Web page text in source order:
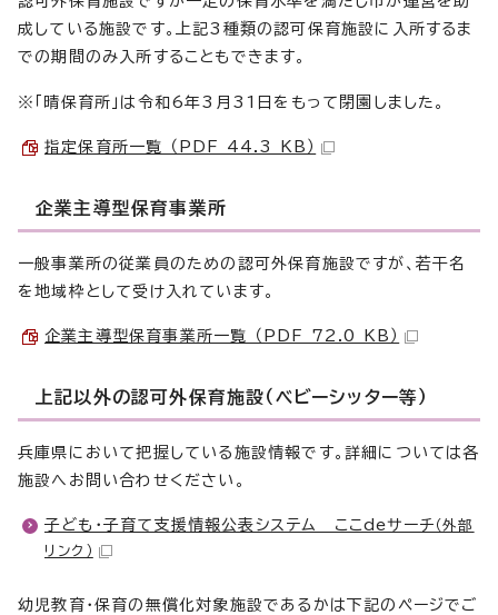
成している施設です。上記3種類の認可保育施設に入所するま
での期間のみ入所することもできます。
※「晴保育所」は令和6年3月31日をもって閉園しました。
指定保育所一覧 （PDF 44.3 KB）
企業主導型保育事業所
一般事業所の従業員のための認可外保育施設ですが、若干名
を地域枠として受け入れています。
企業主導型保育事業所一覧 （PDF 72.0 KB）
上記以外の認可外保育施設（ベビーシッター等）
兵庫県において把握している施設情報です。詳細については各
施設へお問い合わせください。
子ども・子育て支援情報公表システム ここdeサーチ （外部
リンク）
幼児教育・保育の無償化対象施設であるかは下記のページでご